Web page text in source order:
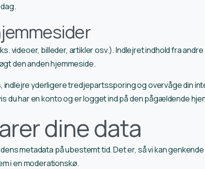
videoer, billeder, artikler osv.). Indlejret indhold fra
den anden hjemmeside.
indlejre yderligere tredjepartssporing og overvåge din
du har en konto og er logget ind på den pågældende
dine data
metadata på ubestemt tid. Det er, så vi kan
i en moderationskø.